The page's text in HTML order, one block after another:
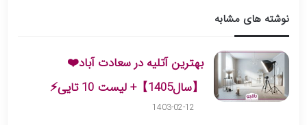
نوشته های مشابه
بهترین آتلیه در سعادت آباد❤️
【سال1405】+ لیست 10 تایی⚡️
1403-02-12